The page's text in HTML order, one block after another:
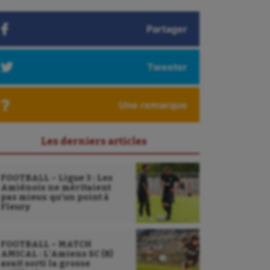
Partager
Tweeter
Une remarque
Les derniers articles
FOOTBALL – Ligue 3 : Les
Amiénois ne méritaient
pas mieux qu’un point à
Fleury
FOOTBALL – MATCH
AMICAL : L’Amiens SC (B)
avait sorti la grosse